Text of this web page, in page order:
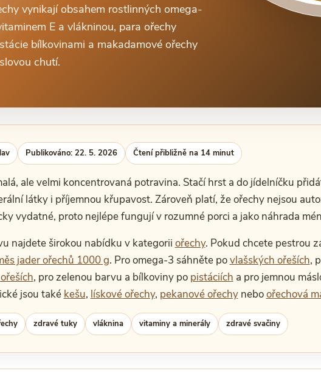
vynikají obsahem rostlinných omega-
E a vlákninou, para ořechy
bílkovinami a makadamové ořechy
chutí.
Publikováno: 22. 5. 2026 Čtení přibližně na 14 minut
ale velmi koncentrovaná potravina. Stačí hrst a do jídelníčku
látky i příjemnou křupavost. Zároveň platí, že ořechy nejsou
vydatné, proto nejlépe fungují v rozumné porci a jako náhrada
najdete širokou nabídku v kategorii ořechy. Pokud chcete pestrou
jader ořechů 1000 g. Pro omega-3 sáhněte povlašských ořeších,
, pro zelenou barvu a bílkoviny po pistáciích a pro jemnou
jsou také kešu, lískové ořechy, pekanové ořechyneboořechová
zdravé tuky vláknina vitaminy a minerály zdravé svačiny